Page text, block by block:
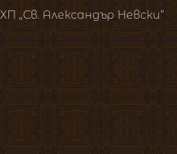
„Св. Александър Невски“